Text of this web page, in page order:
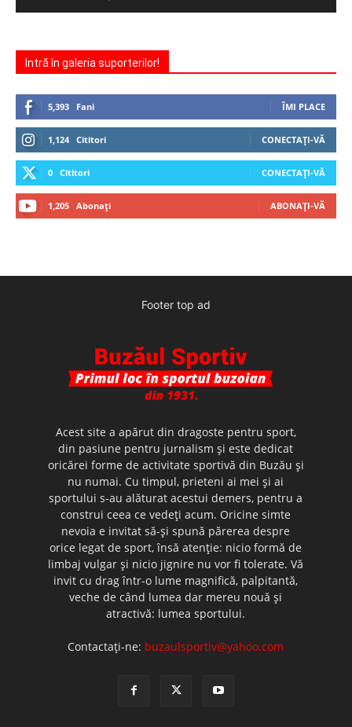
Intră în galeria suporterilor!
5,393 Fani ÎMI PLACE
1,124 Cititori CONECTAȚI-VĂ
0 Cititori CONECTAȚI-VĂ
1,205 Abonați ABONAȚI-VĂ
Footer top ad
Acest site a apărut din dragoste pentru sport,
din pasiune pentru jurnalism şi este dedicat
oricărei forme de activitate sportivă din Buzău şi
nu numai. Cu timpul, prieteni ai mei şi ai
sportului s-au alăturat acestui demers, pentru a
construi ceea ce vedeţi acum. Oricine simte
nevoia e invitat să-şi spună părerea despre
orice legat de sport, însă atenţie: nicio formă de
limbaj vulgar şi nicio jignire nu vor fi tolerate. Vă
invit cu drag într-o lume magnifică, palpitantă,
veche de când lumea dar mereu nouă şi
atractivă: lumea sportului.
Contactați-ne: buzaulsportiv@yahoo.com